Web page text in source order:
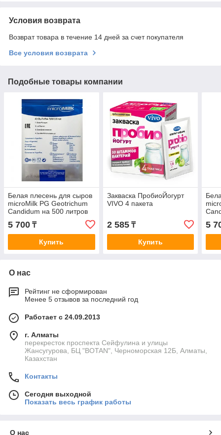
Условия возврата
Возврат товара в течение 14 дней за счет покупателя
Все условия возврата
Подобные товары компании
Белая плесень для сыров
microMilk PG Geotrichum
Candidum на 500 литров
5 700 ₸
Купить
Закваска ПробиоЙогурт
VIVO 4 пакета
2 585₸
Купить
5
О нас
Рейтинг не сформирован
Менее 5 отзывов за последний год
Работает с 24.09.2013
г. Алматы
перекресток проспекта Сейфулина и улицы
Жансугурова, БЦ "BOTAN", Черноморская 12Б, Алматы,
Казахстан
Контакты
Сегодня выходной
Показать весь график работы
О нас